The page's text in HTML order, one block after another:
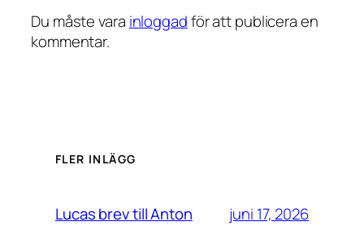
Du måste vara inloggadför att publicera en
kommentar.
FLER INLÄGG
Lucas brev till Anton juni 17, 2026